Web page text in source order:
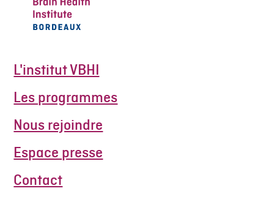
L'institut VBHI
Les programmes
Nous rejoindre
Espace presse
Contact